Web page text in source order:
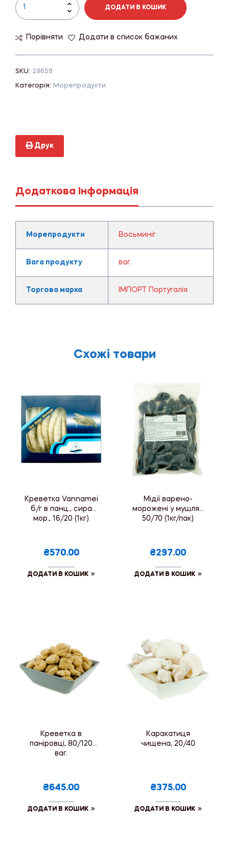
ДОДАТИ В КОШИК
Порівняти Додати в список бажаних
SKU: 29658
Категорія: Морепродукти
Друк
Додаткова Інформація
Морепродукти Восьминіг
Вага продукту ваг.
Торгова марка ІМПОРТ Португалія
Схожі товари
Креветка Vannamei
б/г в панц., сира
мор., 16/20 (1кг)
₴570.00
ДОДАТИ В КОШИК
Мідії варено-
морожені у мушлях
50/70 (1кг/пак)
₴297.00
ДОДАТИ В КОШИК
Креветка в
паніровці, 80/120
ваг.
₴645.00
ДОДАТИ В КОШИК
Каракатиця
чищена, 20/40
₴375.00
ДОДАТИ В КОШИК